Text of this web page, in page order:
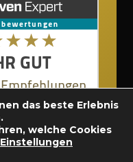
das beste Erlebnis
welche Cookies
Einstellungen